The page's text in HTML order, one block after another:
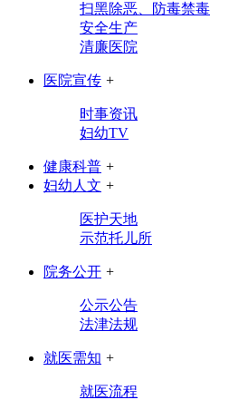
扫黑除恶、防毒禁毒
安全生产
清廉医院
医院宣传 +
时事资讯
妇幼TV
健康科普 +
妇幼人文 +
医护天地
示范托儿所
院务公开 +
公示公告
法津法规
就医需知 +
就医流程